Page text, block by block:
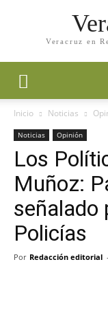
Veracruz en
Inicio Noticias
Noticias Opinión
Los
Muñoz:
señalado
Policías
Por Redacción editorial -